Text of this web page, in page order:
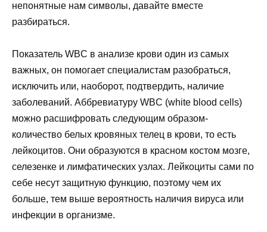
непонятные нам символы, давайте вместе
разбираться.
Показатель WBC в анализе крови один из самых
важных, он помогает специалистам разобраться,
исключить или, наоборот, подтвердить, наличие
заболеваний. Аббревиатуру WBC (white blood cells)
можно расшифровать следующим образом-
количество белых кровяных телец в крови, то есть
лейкоцитов. Они образуются в красном костом мозге,
селезенке и лимфатических узлах. Лейкоциты сами по
себе несут защитную функцию, поэтому чем их
больше, тем выше вероятность наличия вируса или
инфекции в организме.